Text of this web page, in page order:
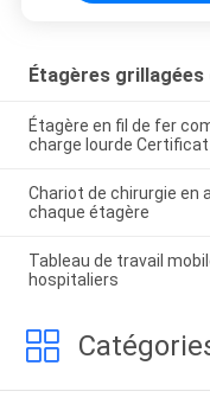
Étagères
Étagère en fil de fer
charge lourde Certificat
Chariot de chirurgie en
chaque étagère
Tableau de travail
hospitaliers